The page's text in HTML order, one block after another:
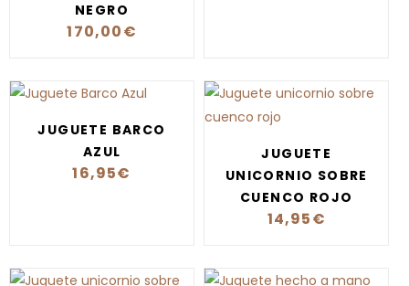
NEGRO
170,00€
JUGUETE BARCO
AZUL
16,95€
JUGUETE
UNICORNIO SOBRE
CUENCO ROJO
14,95€